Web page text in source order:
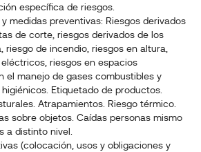
específica de riesgos.
medidas preventivas: Riesgos derivados
de corte, riesgos derivados de los
riesgo de incendio, riesgos en altura,
riesgos en espacios
el manejo de gases combustibles y
Etiquetado de productos.
Atrapamientos. Riesgo térmico.
sobre objetos. Caídas personas mismo
a distinto nivel.
(colocación, usos y obligaciones y